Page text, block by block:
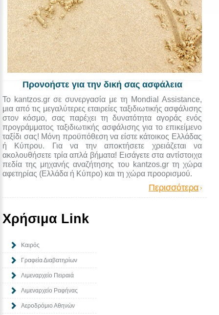
Προνοήστε για την δική σας ασφάλεια
Το kantzos.gr σε συνεργασία με τη Mondial Assistance,
μια από τις μεγαλύτερες εταιρείες ταξιδιωτικής ασφάλισης
στον κόσμο, σας παρέχει τη δυνατότητα αγοράς ενός
προγράμματος ταξιδιωτικής ασφάλισης για το επικείμενο
ταξίδι σας! Μόνη προϋπόθεση να είστε κάτοικος Ελλάδας
ή Κύπρου. Για να την αποκτήσετε χρειάζεται να
ακολουθήσετε τρία απλά βήματα! Εισάγετε στα αντίστοιχα
πεδία της μηχανής αναζήτησης του kantzos.gr τη χώρα
αφετηρίας (Ελλάδα ή Κύπρο) και τη χώρα προορισμού.
Περισσότερα
Χρήσιμα Link
Καιρός
Γραφεία Διαβατηρίων
Λιμεναρχείο Πειραιά
Λιμεναρχείο Ραφήνας
Αεροδρόμιο Αθηνών